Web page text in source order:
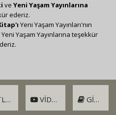
VIDEO GIRIŞ
ve Yeni Yaşam Yayınlarına
ederiz.
Yeni Yaşam Yayınları'nın
Yaşam Yayınlarına teşekkür